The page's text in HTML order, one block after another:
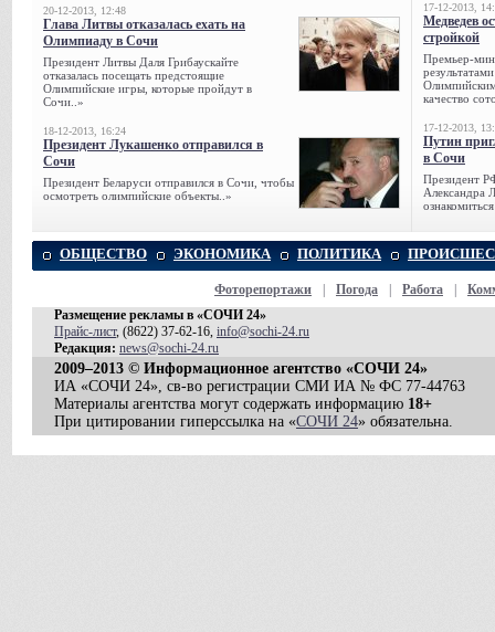
20-12-2013, 12:48
Глава Литвы отказалась ехать на
Олимпиаду в Сочи
Президент Литвы Даля Грибаускайте
отказалась посещать предстоящие
Олимпийские игры, которые пройдут в
Сочи..»
18-12-2013, 16:24
Президент Лукашенко отправился в
Сочи
Президент Беларуси отправился в Сочи, чтобы
осмотреть олимпийские объекты..»
17-12-2013,
Медведев
стройкой
Премьер-
качество
17-12-2013,
Путин
в Сочи
Президент
Александра
ОБЩЕСТВО ЭКОНОМИКА ПОЛИТИКА
Фоторепортажи Погода Работа
Размещение рекламы в «СОЧИ 24»
Прайс-лист, (8622) 37-62-16, info@sochi-24.ru
Редакция: news@sochi-24.ru
2009–2013 © Информационное агентство «СОЧИ 24»
ИА «СОЧИ 24», св-во регистрации СМИ ИА № ФС 77-44763
Материалы агентства могут содержать информацию 18+
При цитировании гиперссылка на «СОЧИ 24» обязательна.